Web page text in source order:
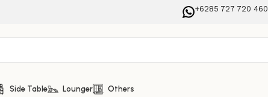
+6285 727 720 460
Side Table Lounger Others